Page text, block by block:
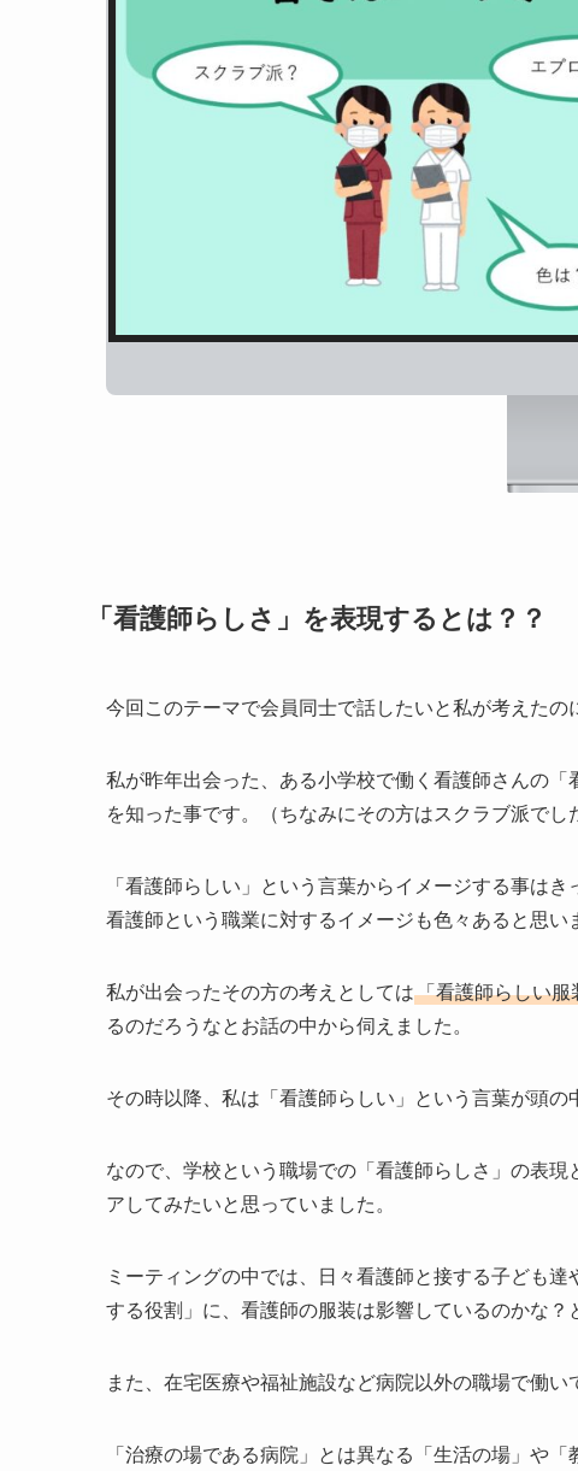
「看護師らしさ」を表現するとは？？
今回このテーマで会員同士で話したいと私が考えたの
私が昨年出会った、ある小学校で働く看護師さんの
を知った事です。（ちなみにその方はスクラブ派でし
「看護師らしい」という言葉からイメージする事は
看護師という職業に対するイメージも色々あると思い
私が出会ったその方の考えとしては「看護師らしい服
るのだろうなとお話の中から伺えました。
その時以降、私は「看護師らしい」という言葉が頭
なので、学校という職場での「看護師らしさ」の表
アしてみたいと思っていました。
ミーティングの中では、日々看護師と接する子ども
する役割」に、看護師の服装は影響しているのかな？
また、在宅医療や福祉施設など病院以外の職場で働
「治療の場である病院」とは異なる「生活の場」や